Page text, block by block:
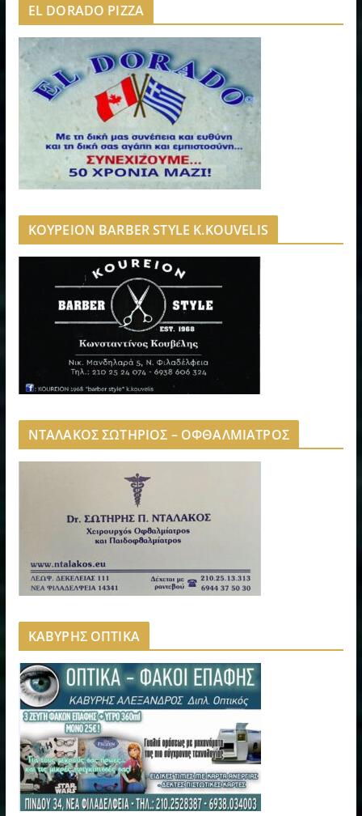
EL DORADO PIZZA
ΚΟΥΡΕΙΟΝ BARBER STYLE K.KOUVELIS
ΝΤΑΛΑΚΟΣ ΣΩΤΗΡΙΟΣ – ΟΦΘΑΛΜΙΑΤΡΟΣ
ΚΑΒΥΡΗΣ ΟΠΤΙΚΑ